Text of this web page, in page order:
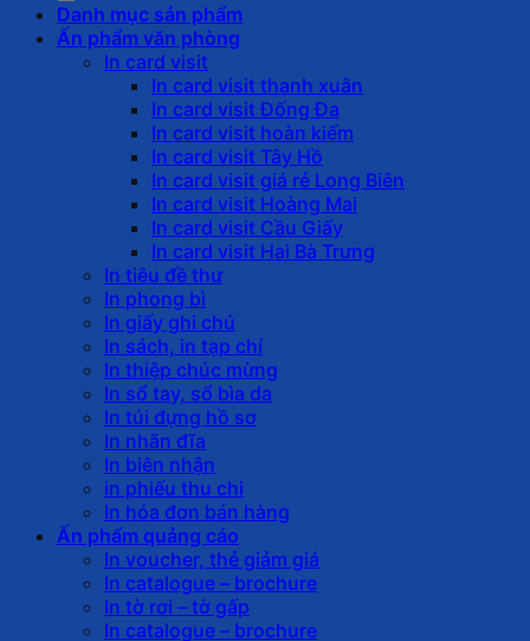
Danh mục sản phẩm
Ấn phẩm văn phòng
In card visit
In card visit thanh xuân
In card visit Đống Đa
In card visit hoàn kiếm
In card visit Tây Hồ
In card visit giá rẻ Long Biên
In card visit Hoàng Mai
In card visit Cầu Giấy
In card visit Hai Bà Trưng
In tiêu đề thư
In phong bì
In giấy ghi chú
In sách, in tạp chí
In thiệp chúc mừng
In sổ tay, sổ bìa da
In túi đựng hồ sơ
In nhãn đĩa
In biên nhận
in phiếu thu chi
In hóa đơn bán hàng
Ấn phẩm quảng cáo
In voucher, thẻ giảm giá
In catalogue – brochure
In tờ rơi – tờ gấp
In catalogue – brochure